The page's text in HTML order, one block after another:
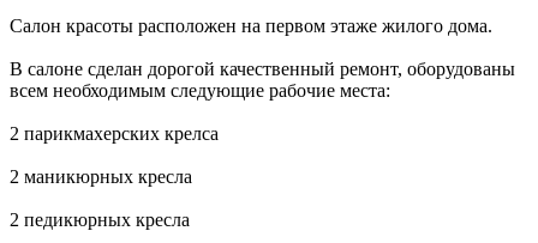
Салон красоты расположен на первом этаже жилого дома.
В салоне сделан дорогой качественный ремонт, оборудованы
всем необходимым следующие рабочие места:
2 парикмахерских крелса
2 маникюрных кресла
2 педикюрных кресла